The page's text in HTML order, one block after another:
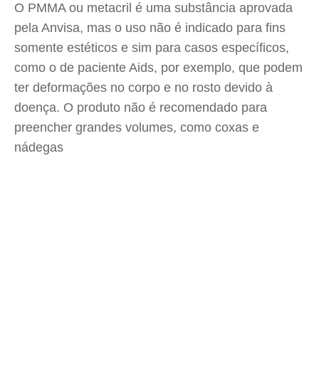
O PMMA ou metacril é uma substância aprovada
pela Anvisa, mas o uso não é indicado para fins
somente estéticos e sim para casos específicos,
como o de paciente Aids, por exemplo, que podem
ter deformações no corpo e no rosto devido à
doença. O produto não é recomendado para
preencher grandes volumes, como coxas e
nádegas